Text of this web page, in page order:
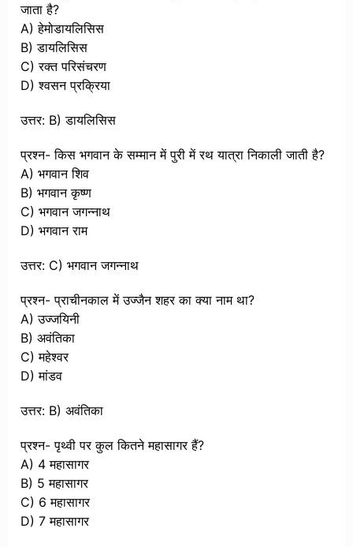
जाता है?
A) हेमोडायलिसिस
B) डायलिसिस
C) रक्त परिसंचरण
D) श्वसन प्रक्रिया
उत्तर: B) डायलिसिस
प्रश्न- किस भगवान के सम्मान में पुरी में रथ यात्रा निकाली जाती है?
A) भगवान शिव
B) भगवान कृष्ण
C) भगवान जगन्नाथ
D) भगवान राम
उत्तर: C) भगवान जगन्नाथ
प्रश्न- प्राचीनकाल में उज्जैन शहर का क्या नाम था?
A) उज्जयिनी
B) अवंतिका
C) महेश्वर
D) मांडव
उत्तर: B) अवंतिका
प्रश्न- पृथ्वी पर कुल कितने महासागर हैं?
A) 4 महासागर
B) 5 महासागर
C) 6 महासागर
D) 7 महासागर